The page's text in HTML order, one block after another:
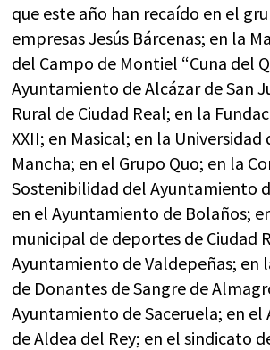
que este año han recaído en el
empresas Jesús Bárcenas; en la
del Campo de Montiel “Cuna del
Ayuntamiento de Alcázar de San
Rural de Ciudad Real; en la
XXII; en Masical; en la Universidad
Mancha; en el Grupo Quo; en la
Sostenibilidad del Ayuntamiento
en el Ayuntamiento de Bolaños;
municipal de deportes de Ciudad
Ayuntamiento de Valdepeñas; en
de Donantes de Sangre de
Ayuntamiento de Saceruela; en
de Aldea del Rey; en el sindicato